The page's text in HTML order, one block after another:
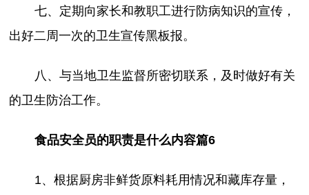
七、定期向家长和教职工进行防病知识的宣传，
出好二周一次的卫生宣传黑板报。
八、与当地卫生监督所密切联系，及时做好有关
的卫生防治工作。
食品安全员的职责是什么内容篇6
1、根据厨房非鲜货原料耗用情况和藏库存量，